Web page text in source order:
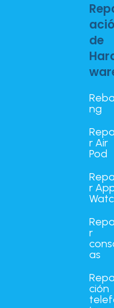
de
ng
r Air
Pod
r
r
as
ción